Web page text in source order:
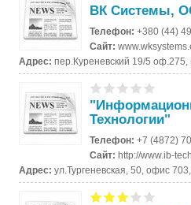
ВК Системы,
Телефон:+380 (44)
Сайт:
Адрес:пер.Куреневский 19/5 оф.275,
Технологии"
Телефон:+7 (4872)
Сайт:http://www.ib-
Адрес:ул.Тургеневская, 50, офис